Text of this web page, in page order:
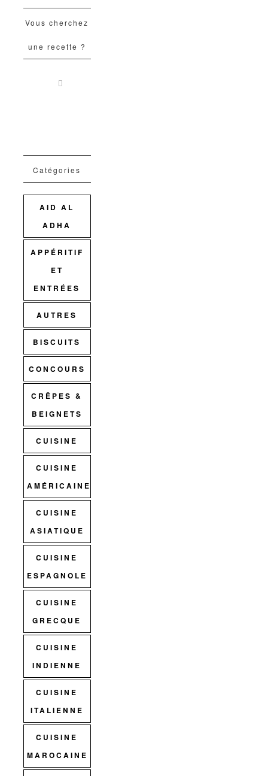
Vous cherchez
une recette ?
Catégories
AID AL
ADHA
APPÉRITIF
ET
ENTRÉES
AUTRES
BISCUITS
CONCOURS
CRÊPES &
BEIGNETS
CUISINE
CUISINE
AMÉRICAINE
CUISINE
ASIATIQUE
CUISINE
ESPAGNOLE
CUISINE
GRECQUE
CUISINE
INDIENNE
CUISINE
ITALIENNE
CUISINE
MAROCAINE